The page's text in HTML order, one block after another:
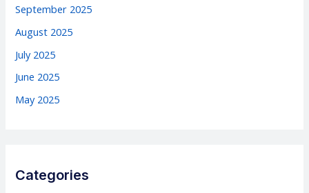
September 2025
August 2025
July 2025
June 2025
May 2025
Categories